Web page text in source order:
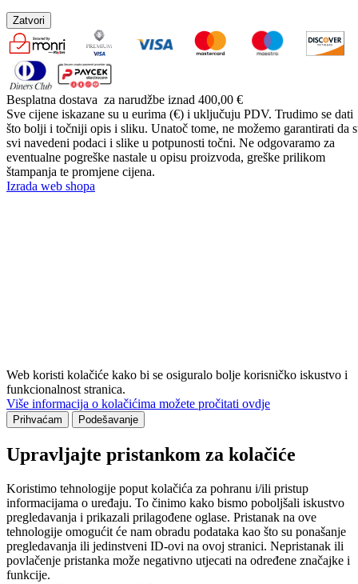
Zatvori
Besplatna dostava za narudžbe iznad 400,00 €
Sve cijene iskazane su u eurima (€) i uključuju PDV. Trudimo se dati
što bolji i točniji opis i sliku. Unatoč tome, ne možemo garantirati da
svi navedeni podaci i slike u potpunosti točni. Ne odgovaramo za
eventualne pogreške nastale u opisu proizvoda, greške prilikom
štampanja te promjene cijena.
Izrada web shopa
Web koristi kolačiće kako bi se osiguralo bolje korisničko iskustvo i
funkcionalnost stranica.
Više informacija o kolačićima možete pročitati ovdje
Prihvaćam Podešavanje
Upravljajte pristankom za kolačiće
Koristimo tehnologije poput kolačića za pohranu i/ili pristup
informacijama o uređaju. To činimo kako bismo poboljšali iskustvo
pregledavanja i prikazali prilagođene oglase. Pristanak na ove
tehnologije omogućit će nam obradu podataka kao što su ponašanje
pregledavanja ili jedinstveni ID-ovi na ovoj stranici. Nepristanak ili
povlačenje pristanka može negativno utjecati na određene značajke i
funkcije.